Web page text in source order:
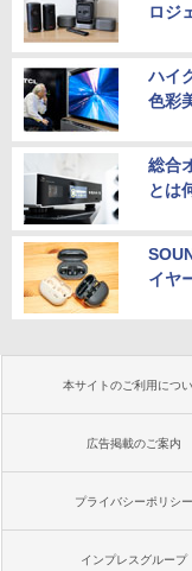
ロジ
ハイ
色彩
総合
とは
イヤ
本サイトのご利用につ
広告掲載のご案内
プライバシーポリシー
インプレスグループ